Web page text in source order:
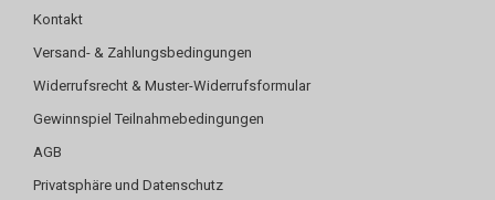
Kontakt
Versand- & Zahlungsbedingungen
Widerrufsrecht & Muster-Widerrufsformular
Gewinnspiel Teilnahmebedingungen
AGB
Privatsphäre und Datenschutz